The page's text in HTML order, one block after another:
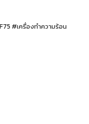
#เครื่องทำความร้อน